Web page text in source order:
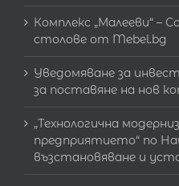
Комплекс „Малееви“ –
столове от Mebel.bg
Уведомяване за
за поставяне на нов
„Технологична
предприятието“ по
възстановяване и